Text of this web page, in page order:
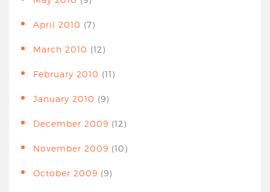
April 2010 (7)
March 2010 (12)
February 2010 (11)
January 2010 (9)
December 2009 (12)
November 2009 (10)
October 2009 (9)